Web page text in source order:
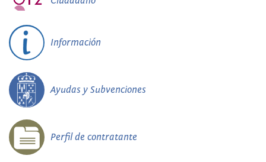
Información
Ayudas y Subvenciones
Perfil de contratante